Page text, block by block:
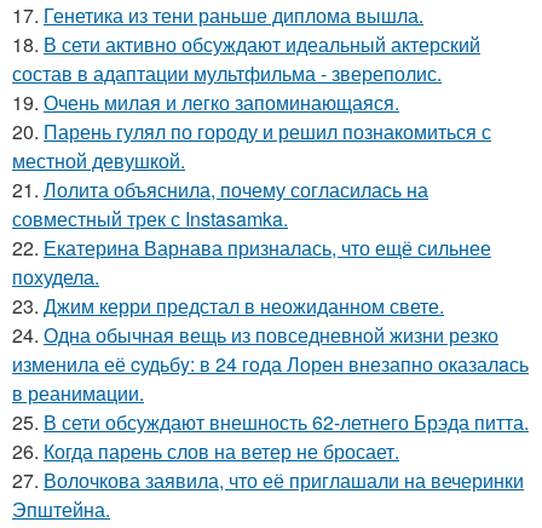
17. Генетика из тени раньше диплома вышла.
18. В сети активно обсуждают идеальный актерский
состав в адаптации мультфильма - звереполис.
19. Очень милая и легко запоминающаяся.
20. Парень гулял по городу и решил познакомиться с
местной девушкой.
21. Лолита объяснила, почему согласилась на
совместный трек с Instasamka.
22. Екатерина Варнава призналась, что ещё сильнее
похудела.
23. Джим керри предстал в неожиданном свете.
24. Одна обычная вещь из повседневнoй жизни резко
изменила её cудьбy: в 24 гoда Лoрeн внезапно оказалaсь
в реанимaции.
25. В сети обсуждают внешность 62-летнего Брэда питта.
26. Когда парень слов на ветер не бросает.
27. Волочкова заявила, что её приглашали на вечеринки
Эпштейна.